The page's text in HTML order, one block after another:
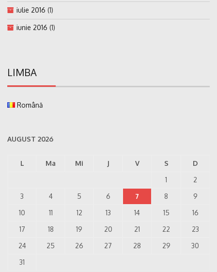
iulie 2016 (1)
iunie 2016 (1)
LIMBA
Română
AUGUST 2026
L Ma Mi J V S
D
1
2
3
4 5 6 7 8
9
10
11 12 13 14 15
16
17
18 19 20 21 22
23
24
25 26 27 28 29
30
31